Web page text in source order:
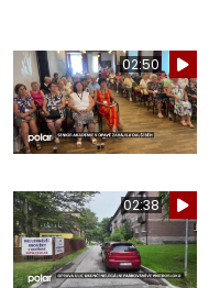
02:50
02:38